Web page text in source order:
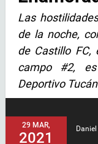
Las
de la noche,
de Castillo FC,
campo #2,
Deportivo
29 MAR,
2021